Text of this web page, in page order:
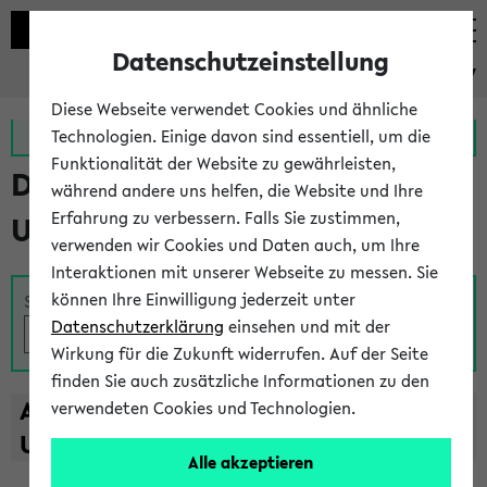
eKVV
Zur MeineUni App Zum MeineUni Portal
Das Lehrangebot der
Universität Bielefeld
Suche
A B C D E F G H I J K L M N O
U
V W X Y
Z
Datenschutzeinstellung
Diese Webseite verwendet Cookies und ähnliche
Technologien. Einige davon sind essentiell, um die
Funktionalität der Website zu gewährleisten,
während andere uns helfen, die Website und Ihre
Erfahrung zu verbessern. Falls Sie zustimmen,
verwenden wir Cookies und Daten auch, um Ihre
Interaktionen mit unserer Webseite zu messen. Sie
können Ihre Einwilligung jederzeit unter
Datenschutzerklärung einsehen und mit der
Wirkung für die Zukunft widerrufen. Auf der Seite
finden Sie auch zusätzliche Informationen zu den
verwendeten Cookies und Technologien.
Alle akzeptieren